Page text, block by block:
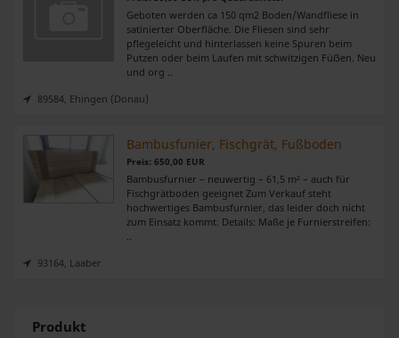
personalisieren, Funktionen für soziale Medien anbieten
zu können und die Zugriffe auf unsere Website zu
analysieren. Außerdem geben wir Informationen zu Ihrer
Verwendung unserer Website an unsere Partner für
soziale Medien, Werbung und Analysen weiter. Unsere
weiteren Daten zusammen, die Sie ihnen bereitgestellt
haben oder die sie im Rahmen Ihrer Nutzung der Dienste
gesammelt haben.
Geboten werden ca 150 qm2 Boden/Wandfliese in
satinierter Oberfläche. Die Fliesen sind sehr
pflegeleicht und hinterlassen keine Spuren beim
Putzen oder beim Laufen mit schwitzigen Füẞen. Neu
und org ..
89584, Ehingen (Donau)
Bambusfunier, Fischgrät, Fußboden
Preis: 650,00 EUR
Bambusfurnier – neuwertig – 61,5 m² – auch für
Fischgrätboden geeignet Zum Verkauf steht
hochwertiges Bambusfurnier, das leider doch nicht
zum Einsatz kommt. Details: Maße je Furnierstreifen:
93164, Laaber
Produkt